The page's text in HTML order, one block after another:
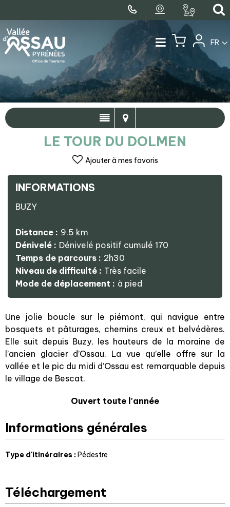
FR
LE TOUR DU DOLMEN
Ajouter à mes favoris
INFORMATIONS
BUZY
Distance : 9.5 km
Dénivelé : Dénivelé positif cumulé 170
Temps de parcours : 2h30
Niveau de difficulté : Très facile
Mode de déplacement : à pied
Une jolie boucle sur le piémont, qui navigue entre
bosquets et pâturages, chemins creux et belvédères.
Elle suit depuis Buzy, les hauteurs de la moraine de
l’ancien glacier d’Ossau. La vue qu’elle offre sur la
vallée et le pic du midi d’Ossau est remarquable depuis
le village de Bescat.
Ouvert toute l'année
Informations générales
Type d'itinéraires :Pédestre
Téléchargement